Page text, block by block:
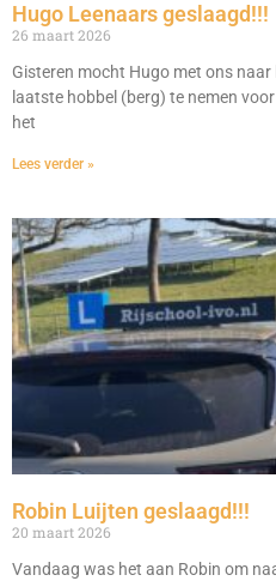
Hugo Leenaars geslaagd!!!
26 maart 2026
Gisteren mocht Hugo met ons naar
laatste hobbel (berg) te nemen
het
Lees verder »
Robin Luijten geslaagd!!!
20 maart 2026
Vandaag was het aan Robin om